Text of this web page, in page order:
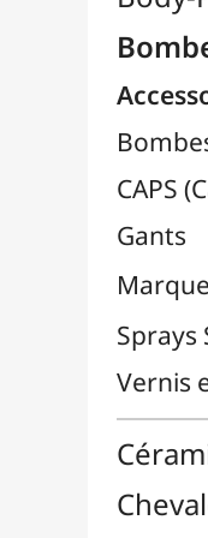
Marqueurs
Sprays Spéciaux
Chevalets &
Enfants /
Esquisse &
Librairie /
Loisirs
Médiums,
Modelage /
Peintures /
Pinceaux &
Résines /